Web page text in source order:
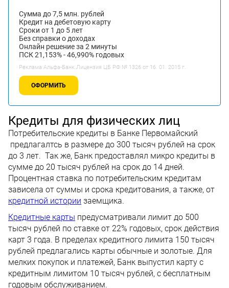
Сумма до 7,5 млн. рублей
Кредит на дебетовую карту
Сроки от 1 до 5 лет
Без справки о доходах
Онлайн решение за 2 минуты
ПСК 21,153% - 46,990% годовых
Реклама Альфа-Банк.Лицензия ЦБ РФ № 1326 от 16. 01. 2015 г.
ОФОРМИТЬ
Кредиты для физических лиц
Потребительские кредиты в Банке Первомайский
предлагалтсь в размере до 300 тысяч рублей на срок
до 3 лет. Так же, Банк предоставлял микро кредиты в
сумме до 20 тысяч рублей на срок до 14 дней.
Процентная ставка по потребительским кредитам
зависела от суммы и срока кредитования, а также, от
кредитной истории заемщика.
Кредитные карты предусматривали лимит до 500
тысяч рублей по ставке от 22% годовых, срок действия
карт 3 года. В пределах кредитного лимита 150 тысяч
рублей предлагались карты обычные и золотые. Для
мелких покупок и платежей, Банк выпустил карту с
кредитным лимитом 10 тысяч рублей, с бесплатным
годовым обслуживанием.